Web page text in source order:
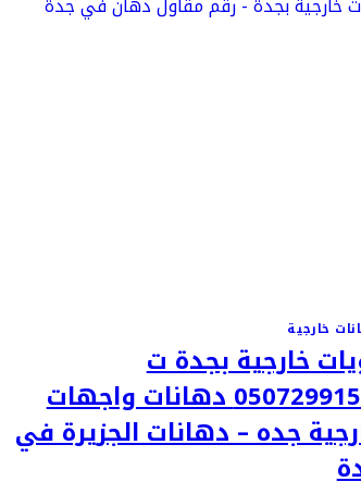
خارجية
خارجية بجدة ت
:0507299151 دهانات واجهات
جده – دهانات الجزيرة في